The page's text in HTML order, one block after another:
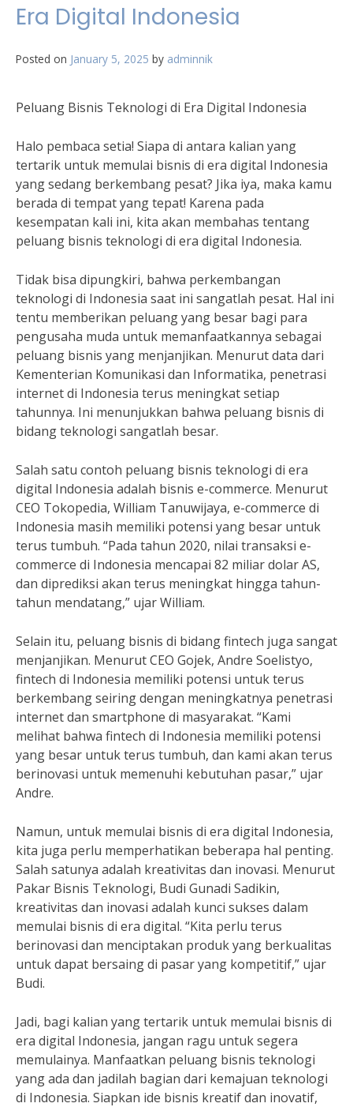
Era Digital Indonesia
Posted on January 5, 2025 by adminnik
Peluang Bisnis Teknologi di Era Digital Indonesia
Halo pembaca setia! Siapa di antara kalian yang
tertarik untuk memulai bisnis di era digital Indonesia
yang sedang berkembang pesat? Jika iya, maka kamu
berada di tempat yang tepat! Karena pada
kesempatan kali ini, kita akan membahas tentang
peluang bisnis teknologi di era digital Indonesia.
Tidak bisa dipungkiri, bahwa perkembangan
teknologi di Indonesia saat ini sangatlah pesat. Hal ini
tentu memberikan peluang yang besar bagi para
pengusaha muda untuk memanfaatkannya sebagai
peluang bisnis yang menjanjikan. Menurut data dari
Kementerian Komunikasi dan Informatika, penetrasi
internet di Indonesia terus meningkat setiap
tahunnya. Ini menunjukkan bahwa peluang bisnis di
bidang teknologi sangatlah besar.
Salah satu contoh peluang bisnis teknologi di era
digital Indonesia adalah bisnis e-commerce. Menurut
CEO Tokopedia, William Tanuwijaya, e-commerce di
Indonesia masih memiliki potensi yang besar untuk
terus tumbuh. “Pada tahun 2020, nilai transaksi e-
commerce di Indonesia mencapai 82 miliar dolar AS,
dan diprediksi akan terus meningkat hingga tahun-
tahun mendatang,” ujar William.
Selain itu, peluang bisnis di bidang fintech juga sangat
menjanjikan. Menurut CEO Gojek, Andre Soelistyo,
fintech di Indonesia memiliki potensi untuk terus
berkembang seiring dengan meningkatnya penetrasi
internet dan smartphone di masyarakat. “Kami
melihat bahwa fintech di Indonesia memiliki potensi
yang besar untuk terus tumbuh, dan kami akan terus
berinovasi untuk memenuhi kebutuhan pasar,” ujar
Andre.
Namun, untuk memulai bisnis di era digital Indonesia,
kita juga perlu memperhatikan beberapa hal penting.
Salah satunya adalah kreativitas dan inovasi. Menurut
Pakar Bisnis Teknologi, Budi Gunadi Sadikin,
kreativitas dan inovasi adalah kunci sukses dalam
memulai bisnis di era digital. “Kita perlu terus
berinovasi dan menciptakan produk yang berkualitas
untuk dapat bersaing di pasar yang kompetitif,” ujar
Budi.
Jadi, bagi kalian yang tertarik untuk memulai bisnis di
era digital Indonesia, jangan ragu untuk segera
memulainya. Manfaatkan peluang bisnis teknologi
yang ada dan jadilah bagian dari kemajuan teknologi
di Indonesia. Siapkan ide bisnis kreatif dan inovatif,